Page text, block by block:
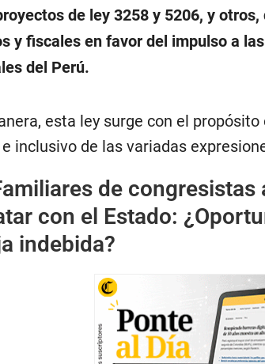
de ley 3258 y 5206, y
y fiscales en favor del impulso a
del Perú.
esta ley surge con el
inclusivo de las variadas
de congresistas
con el Estado:
indebida?